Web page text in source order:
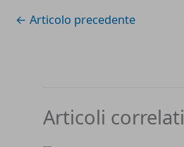
← Articolo precedente
Articoli correlati